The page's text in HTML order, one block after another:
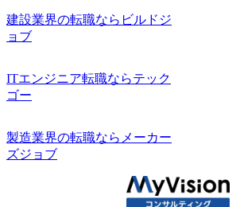
建設業界の転職ならビルドジ
ョブ
ITエンジニア転職ならテック
ゴー
製造業界の転職ならメーカー
ズジョブ